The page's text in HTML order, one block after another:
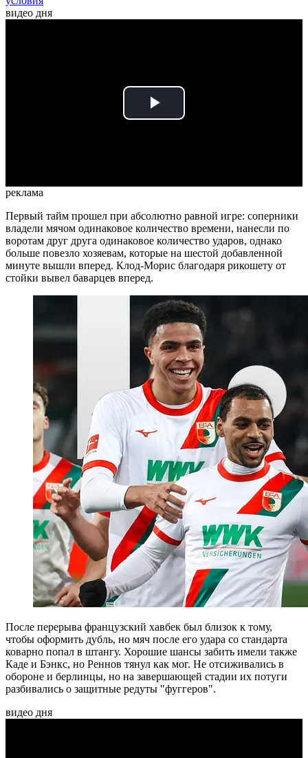
видео дня
Play
реклама
Первый тайм прошел при абсолютно равной игре: соперники
владели мячом одинаковое количество времени, нанесли по
воротам друг друга одинаковое количество ударов, однако
больше повезло хозяевам, которые на шестой добавленной
минуте вышли вперед. Клод-Морис благодаря рикошету от
стойки вывел баварцев вперед.
После перерыва французский хавбек был близок к тому,
чтобы оформить дубль, но мяч после его удара со стандарта
коварно попал в штангу. Хорошие шансы забить имели также
Каде и Бэнкс, но Реннов тянул как мог. Не отсиживались в
обороне и берлинцы, но на завершающей стадии их потуги
разбивались о защитные редуты "фуггеров".
видео дня